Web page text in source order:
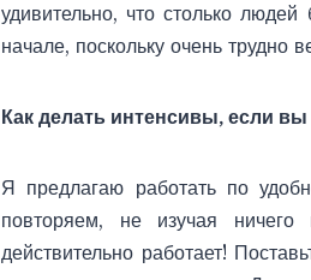
удивительно, что столько
начале, поскольку очень трудно
Как делать интенсивы, если
Я предлагаю работать по
повторяем, не изучая
действительно работает!